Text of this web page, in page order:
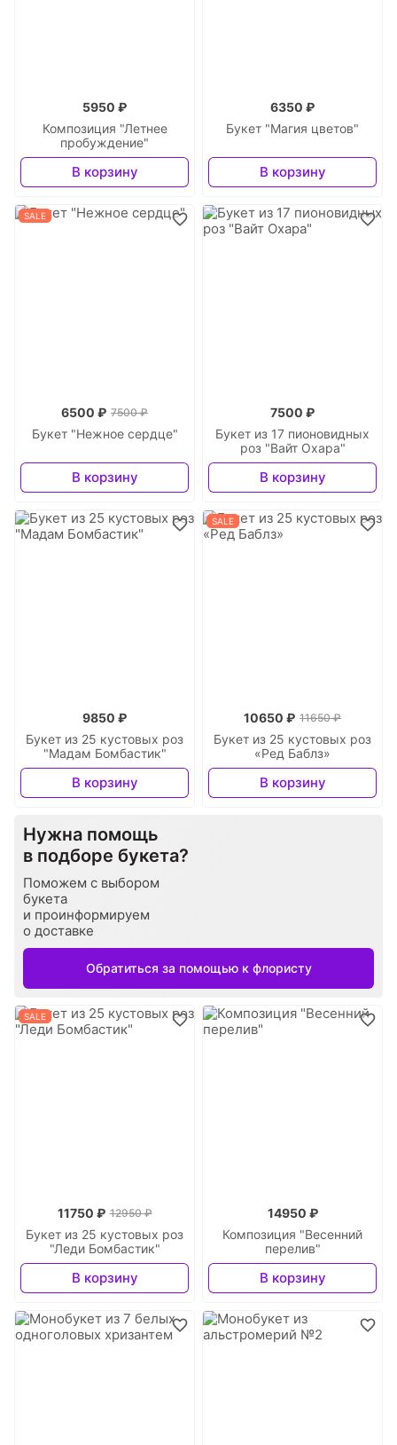
Композиция "Летнее
пробуждение"
5950 ₽
В корзину
Букет "Магия цветов"
6350 ₽
В корзину
SALE
Букет "Нежное сердце"
6500 ₽ 7500 ₽
В корзину
Букет из 17 пионовидных
роз "Вайт Охара"
7500 ₽
В корзину
Букет из 25 кустовых роз
"Мадам Бомбастик"
9850 ₽
В корзину
SALE
Букет из 25 кустовых роз
«Ред Баблз»
10650 ₽ 11650 ₽
В корзину
Нужна помощь
в подборе букета?
Поможем с выбором
букета
и проинформируем
о доставке
Обратиться за помощью к флористу
SALE
Букет из 25 кустовых роз
"Леди Бомбастик"
11750 ₽ 12950 ₽
В корзину
Композиция "Весенний
перелив"
14950 ₽
В корзину